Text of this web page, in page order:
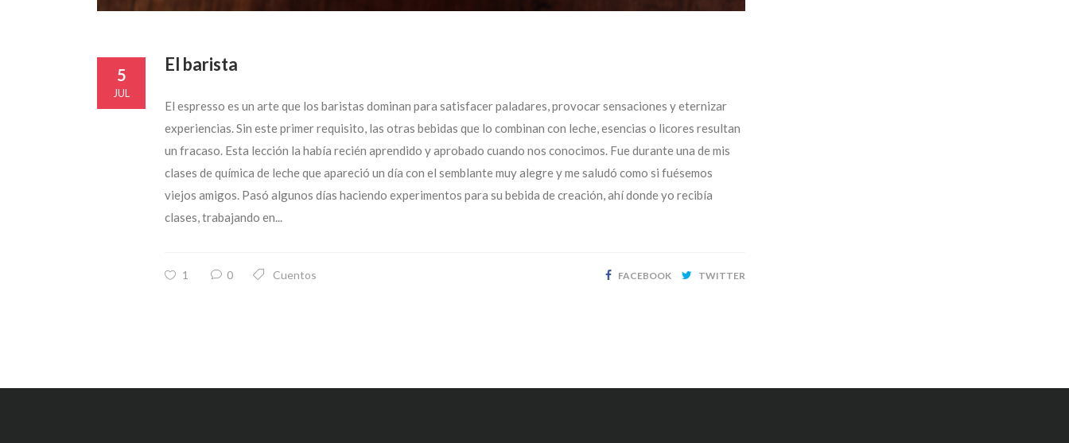
5
JUL
El barista
El espresso es un arte que los baristas dominan para satisfacer paladares, provocar sensaciones y eternizar
experiencias. Sin este primer requisito, las otras bebidas que lo combinan con leche, esencias o licores resultan
un fracaso. Esta lección la había recién aprendido y aprobado cuando nos conocimos. Fue durante una de mis
clases de química de leche que apareció un día con el semblante muy alegre y me saludó como si fuésemos
viejos amigos. Pasó algunos días haciendo experimentos para su bebida de creación, ahí donde yo recibía
clases, trabajando en...
1 0 Cuentos FACEBOOK TWITTER